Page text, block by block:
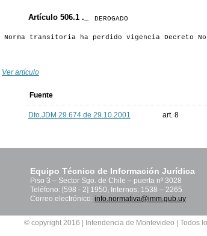
Artículo 506.1 ._ DEROGADO
Norma transitoria ha perdido vigencia Decreto
Ver artículo
Fuente
Dto.JDM 29.674 de 29.10.2001 art. 8
Equipo Técnico de Información Jurídica
Piso 3 – Sector Sgo. de Chile – puerta nº 3028
Teléfono: [598 - 2] 1950, Internos: 1538 – 2265
Correo electrónico: info.normativa@imm.gub.uy
© copyright 2016 | Intendencia de Montevideo | Todos